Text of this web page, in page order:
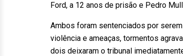
Ford, a 12 anos de prisão e Pedro
Ambos foram sentenciados por
violência e ameaças, tormentos
dois deixaram o tribunal